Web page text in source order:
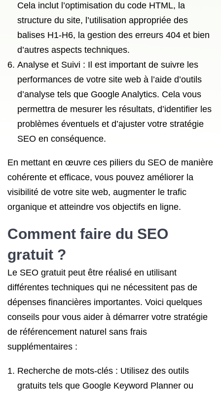
Cela inclut l’optimisation du code HTML, la
structure du site, l’utilisation appropriée des
balises H1-H6, la gestion des erreurs 404 et bien
d’autres aspects techniques.
Analyse et Suivi : Il est important de suivre les
performances de votre site web à l’aide d’outils
d’analyse tels que Google Analytics. Cela vous
permettra de mesurer les résultats, d’identifier les
problèmes éventuels et d’ajuster votre stratégie
SEO en conséquence.
En mettant en œuvre ces piliers du SEO de manière
cohérente et efficace, vous pouvez améliorer la
visibilité de votre site web, augmenter le trafic
organique et atteindre vos objectifs en ligne.
Comment faire du SEO
gratuit ?
Le SEO gratuit peut être réalisé en utilisant
différentes techniques qui ne nécessitent pas de
dépenses financières importantes. Voici quelques
conseils pour vous aider à démarrer votre stratégie
de référencement naturel sans frais
supplémentaires :
Recherche de mots-clés : Utilisez des outils
gratuits tels que Google Keyword Planner ou